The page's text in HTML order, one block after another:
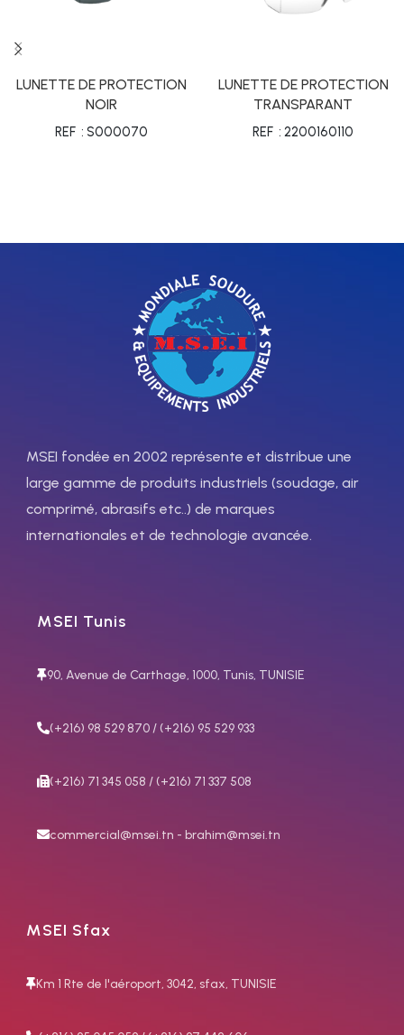
LUNETTE DE PROTECTION
NOIR
REF : S000070
LUNETTE DE PROTECTION
TRANSPARANT
REF : 2200160110
MSEI fondée en 2002 représente et distribue une
large gamme de produits industriels (soudage, air
comprimé, abrasifs etc..) de marques
internationales et de technologie avancée.
MSEI Tunis
90, Avenue de Carthage, 1000, Tunis, TUNISIE
(+216) 98 529 870 / (+216) 95 529 933
(+216) 71 345 058 / (+216) 71 337 508
commercial@msei.tn - brahim@msei.tn
MSEI Sfax
Km 1 Rte de l'aéroport, 3042, sfax, TUNISIE